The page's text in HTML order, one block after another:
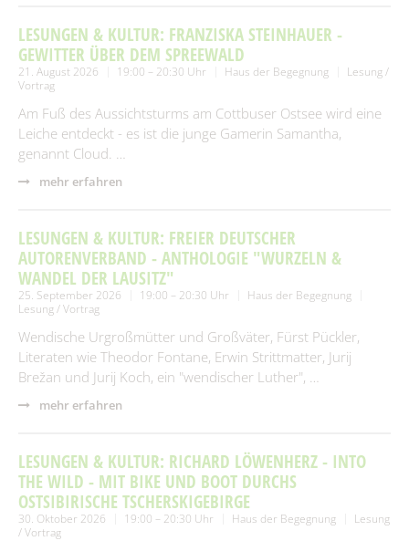
LESUNGEN & KULTUR: FRANZISKA STEINHAUER -
GEWITTER ÜBER DEM SPREEWALD
21. August 2026 19:00 – 20:30 Uhr Haus der Begegnung
Lesung /
Vortrag
Am Fuß des Aussichtsturms am Cottbuser Ostsee wird eine
Leiche entdeckt - es ist die junge Gamerin Samantha,
genannt Cloud. …
mehr erfahren
LESUNGEN & KULTUR: FREIER DEUTSCHER
AUTORENVERBAND - ANTHOLOGIE "WURZELN &
WANDEL DER LAUSITZ"
25. September 2026 19:00 – 20:30 Uhr
Haus der Begegnung
Lesung / Vortrag
Wendische Urgroßmütter und Großväter, Fürst Pückler,
Literaten wie Theodor Fontane, Erwin Strittmatter, Jurij
Brežan und Jurij Koch, ein "wendischer Luther", …
mehr erfahren
LESUNGEN & KULTUR: RICHARD LÖWENHERZ - INTO
THE WILD - MIT BIKE UND BOOT DURCHS
OSTSIBIRISCHE TSCHERSKIGEBIRGE
30. Oktober 2026 19:00 – 20:30 Uhr Haus der Begegnung
Lesung
/ Vortrag